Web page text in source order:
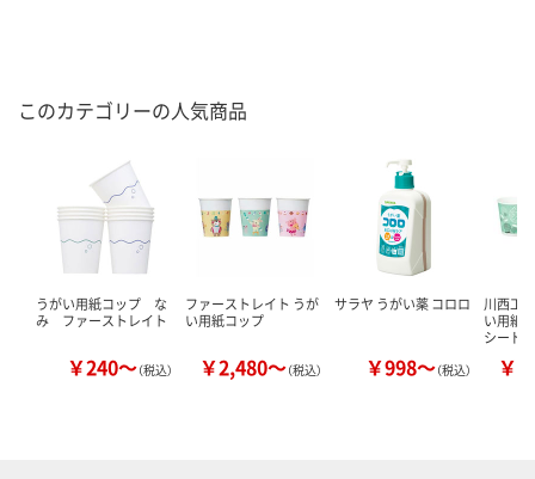
このカテゴリーの人気商品
うがい用紙コップ な
み ファーストレイト
￥240～（税込）
ファーストレイト うが
い用紙コップ
￥2,480～（税込）
サラヤ うがい薬 コロロ
￥998～（税込）
川西工
い用紙
シード
￥